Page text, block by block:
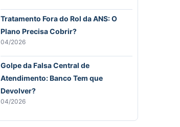
Tratamento Fora do Rol da ANS: O
Plano Precisa Cobrir?
04/2026
Golpe da Falsa Central de
Atendimento: Banco Tem que
Devolver?
04/2026